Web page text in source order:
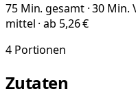
75 Min. gesamt · 30 Min.
mittel · ab 5,26 €
4 Portionen
Zutaten